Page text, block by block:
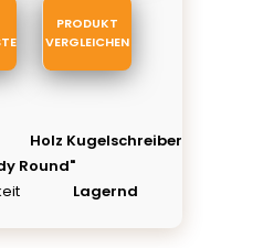
PRODUKT
VERGLEICHEN
Holz Kugelschreiber
Round"
Lagernd